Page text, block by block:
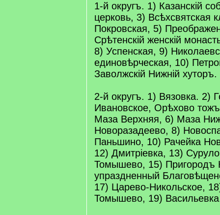
1-й округъ. 1) Казанскій
церковь, 3) Всѣхсвятская
Покровская, 5)
Срѣтенскій женскій
8) Успенская, 9)
единовѣрческая, 10)
Заволжскій Нижній хуторъ.
2-й округъ. 1) Вязовка. 2)
Ивановское, Орѣхово
Маза Верхняя, 6) Маза
Новоразадеево, 8)
Паньшино, 10) Рачейка
12) Дмитріевка, 13)
Томышево, 15) Пригородъ
упраздненный
17) Царево-Никольское,
Томышево, 19)